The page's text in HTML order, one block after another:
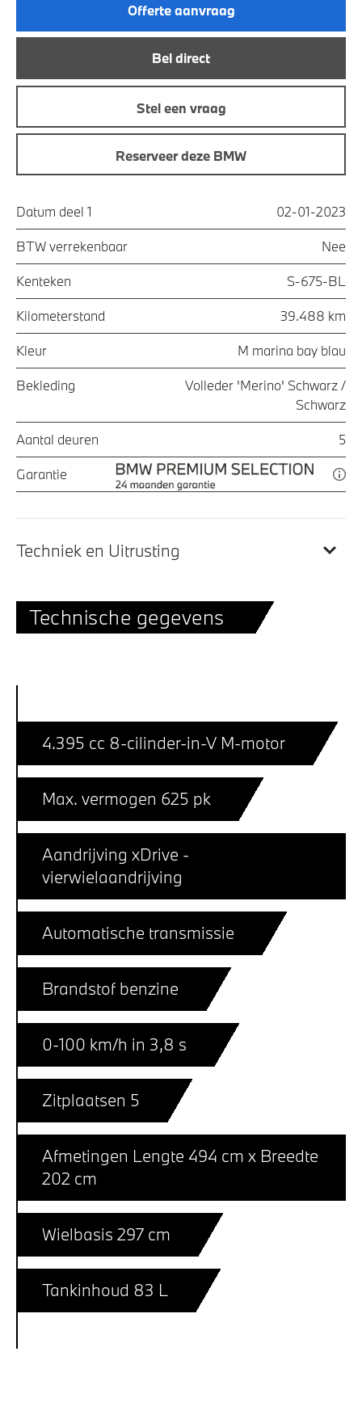
Offerte aanvraag
Bel direct
Stel een vraag
Reserveer deze BMW
Datum deel 1 02-01-2023
BTW verrekenbaar Nee
Kenteken S-675-BL
Kilometerstand 39.488 km
Kleur M marina bay blau
Bekleding
Volleder 'Merino' Schwarz /
Schwarz
Aantal deuren 5
Garantie
Techniek en Uitrusting
Technische gegevens
4.395 cc 8-cilinder-in-V M-motor
Max. vermogen 625 pk
Aandrijving xDrive -
vierwielaandrijving
Automatische transmissie
Brandstof benzine
0-100 km/h in 3,8 s
Zitplaatsen 5
Afmetingen Lengte 494 cm x Breedte
202 cm
Wielbasis 297 cm
Tankinhoud 83 L